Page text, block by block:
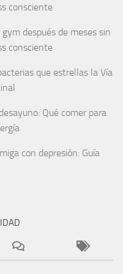
consciente
después de meses sin
consciente
que estrellas la Vía
Qué comer para
con depresión: Guía